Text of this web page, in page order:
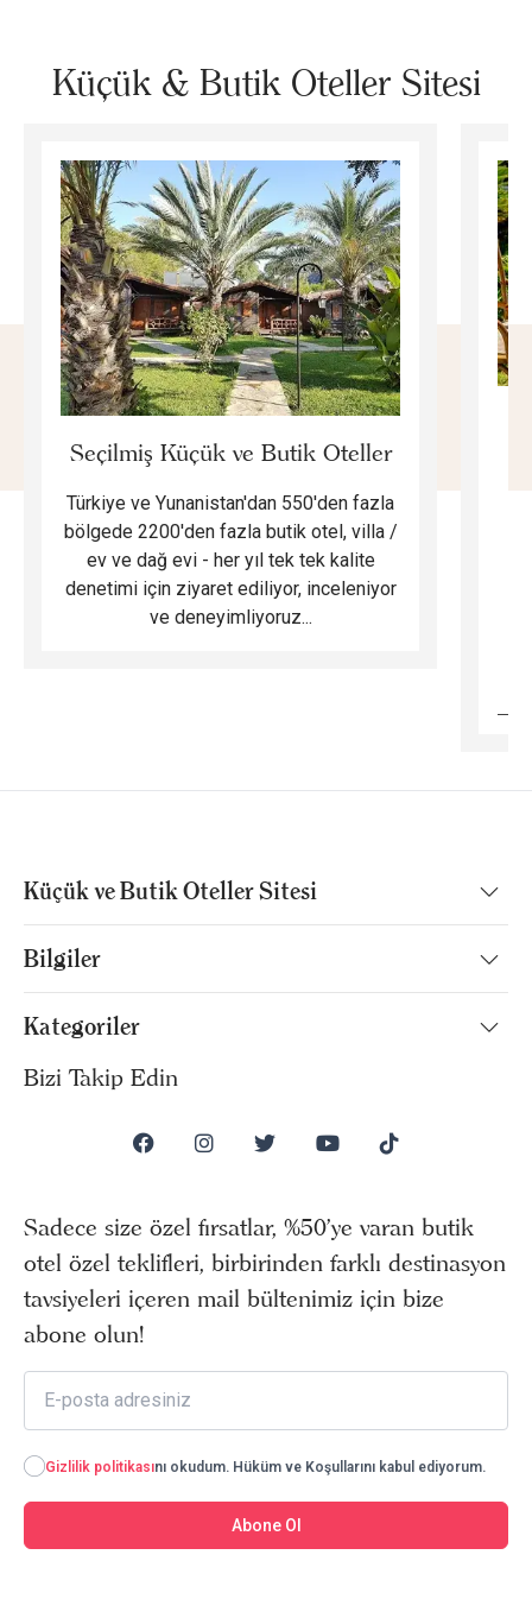
Küçük & Butik Oteller Sitesi
Seçilmiş Küçük ve Butik Oteller
Türkiye ve Yunanistan'dan 550'den fazla
bölgede 2200'den fazla butik otel, villa /
ev ve dağ evi - her yıl tek tek kalite
denetimi için ziyaret ediliyor, inceleniyor
ve deneyimliyoruz...
Küçük ve Butik Oteller Sitesi
Bilgiler
Kategoriler
Bizi Takip Edin
Sadece size özel fırsatlar, %50’ye varan butik
otel özel teklifleri, birbirinden farklı destinasyon
tavsiyeleri içeren mail bültenimiz için bize
abone olun!
Gizlilik politikasını okudum. Hüküm ve Koşullarını kabul ediyorum.
Abone Ol